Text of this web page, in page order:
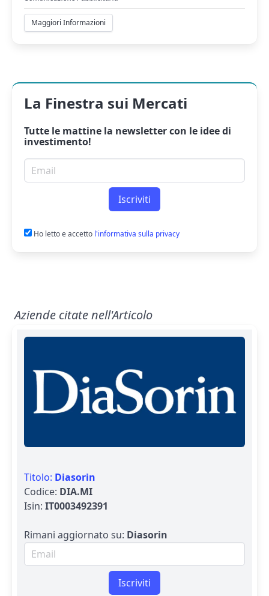
Maggiori Informazioni
La Finestra sui Mercati
Tutte le mattine la newslettercon le idee di
investimento!
Email per newsletter
Iscriviti
Ho letto e accetto l'informativa sulla privacy
Aziende citate nell'Articolo
Titolo: Diasorin
Codice: DIA.MI
Isin: IT0003492391
Rimani aggiornato su: Diasorin
Email per newsletter
Iscriviti